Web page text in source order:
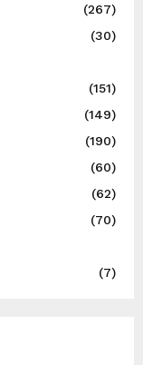
(267)
(30)
(151)
(149)
(190)
(60)
(62)
(70)
(7)